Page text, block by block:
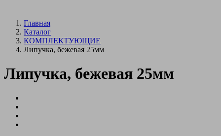
Главная
Каталог
КОМПЛЕКТУЮЩИЕ
Липучка, бежевая 25мм
Липучка, бежевая 25мм